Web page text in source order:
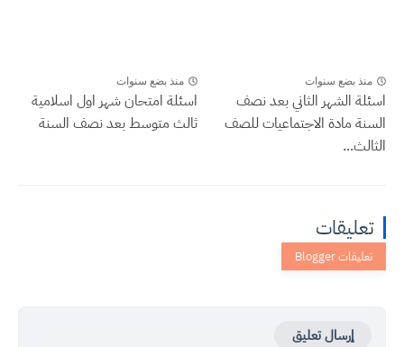
منذ بضع سنوات
اسئلة الشهر الثاني بعد نصف
السنة مادة الاجتماعيات للصف
الثالث...
منذ بضع سنوات
اسئلة امتحان شهر اول اسلامية
ثالث متوسط بعد نصف السنة
تعليقات
إرسال تعليق